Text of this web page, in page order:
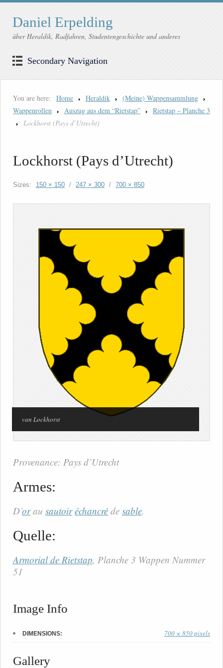
Daniel Erpelding
über Heraldik, Radfahren, Studentengeschichte und anderes
Secondary Navigation
You are here: Home Heraldik
(Meine) Wappensammlung
Wappenrollen
Auszug aus dem “Rietstap”
Rietstap – Planche 3
Lockhorst (Pays d’Utrecht)
Lockhorst (Pays d’Utrecht)
Sizes: 150 × 150 / 247 × 300 / 700 × 850
van Lockhorst
Provenance: Pays d’Utrecht
Armes:
D’orau sautoir échancré de sable.
Quelle:
Armorial de Rietstap, Planche 3 Wappen Nummer
51
Image Info
DIMENSIONS: 700 × 850 pixels
Gallery